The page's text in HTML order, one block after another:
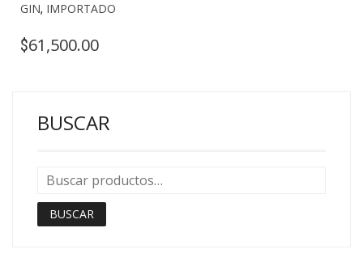
GIN, IMPORTADO
$61,500.00
BUSCAR
BUSCAR